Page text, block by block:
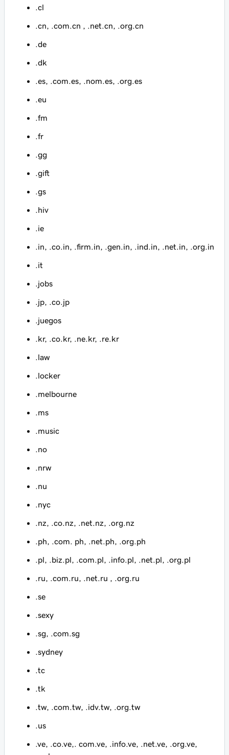
.cl
.cn, .com.cn , .net.cn, .org.cn
.de
.dk
.es, .com.es, .nom.es, .org.es
.eu
.fm
.fr
.gg
.gift
.gs
.hiv
.ie
.in, .co.in, .firm.in, .gen.in, .ind.in, .net.in, .org.in
.it
.jobs
.jp, .co.jp
.juegos
.kr, .co.kr, .ne.kr, .re.kr
.law
.locker
.melbourne
.ms
.music
.no
.nrw
.nu
.nyc
.nz, .co.nz, .net.nz, .org.nz
.ph, .com. ph, .net.ph, .org.ph
.pl, .biz.pl, .com.pl, .info.pl, .net.pl, .org.pl
.ru, .com.ru, .net.ru , .org.ru
.se
.sexy
.sg, .com.sg
.sydney
.tc
.tk
.tw, .com.tw, .idv.tw, .org.tw
.us
.ve, .co.ve,. com.ve, .info.ve, .net.ve, .org.ve,